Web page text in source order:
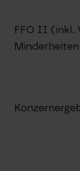
FFO II (inkl.
Minderheiten